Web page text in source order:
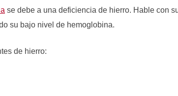
se debe a una deficiencia de hierro. Hable con
su bajo nivel de hemoglobina.
de hierro: